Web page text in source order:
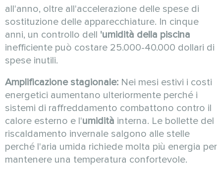
all'anno, oltre all'accelerazione delle spese di
sostituzione delle apparecchiature. In cinque
anni, un controllo dell 'umidità della piscina
inefficiente può costare 25.000-40.000 dollari di
spese inutili.
Amplificazione stagionale: Nei mesi estivi i costi
energetici aumentano ulteriormente perché i
sistemi di raffreddamento combattono contro il
calore esterno e l'umidità interna. Le bollette del
riscaldamento invernale salgono alle stelle
perché l'aria umida richiede molta più energia per
mantenere una temperatura confortevole.